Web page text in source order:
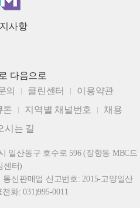
사항
다음으로
의 클린센터
이용약관
톤 지역별 채널번호
채용
시는 길
일산동구 호수로 596 (장항동 MBC드
센터)
신판매업 신고번호: 2015-고양일산
화: 031)995-0011